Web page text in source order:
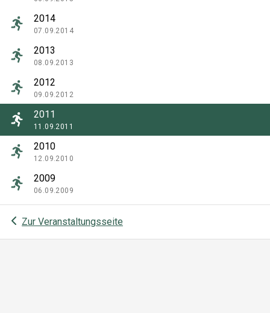
2014
07.09.2014
2013
08.09.2013
2012
09.09.2012
2011
11.09.2011
2010
12.09.2010
2009
06.09.2009
Zur Veranstaltungsseite